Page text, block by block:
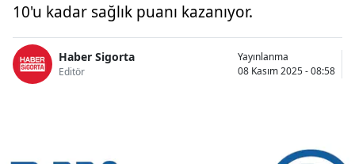
Bilecik
Bingöl
10'u kadar sağlık puanı kazanıyor.
Haber Sigorta
Editör
Yayınlanma
08 Kasım 2025 - 08:58